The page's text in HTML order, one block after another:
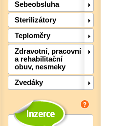
Sebeobsluha
Sterilizátory
Teploměry
Zdravotní, pracovní
a rehabilitační
obuv, nesmeky
Zvedáky